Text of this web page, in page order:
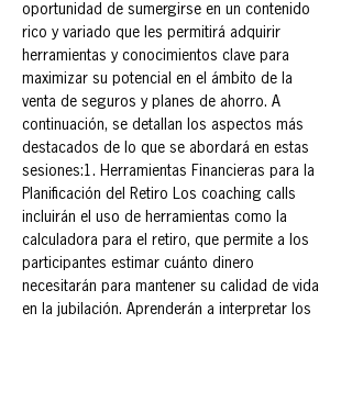
oportunidad de sumergirse en un contenido
rico y variado que les permitirá adquirir
herramientas y conocimientos clave para
maximizar su potencial en el ámbito de la
venta de seguros y planes de ahorro. A
continuación, se detallan los aspectos más
destacados de lo que se abordará en estas
sesiones:1. Herramientas Financieras para la
Planificación del Retiro Los coaching calls
incluirán el uso de herramientas como la
calculadora para el retiro, que permite a los
participantes estimar cuánto dinero
necesitarán para mantener su calidad de vida
en la jubilación. Aprenderán a interpretar los